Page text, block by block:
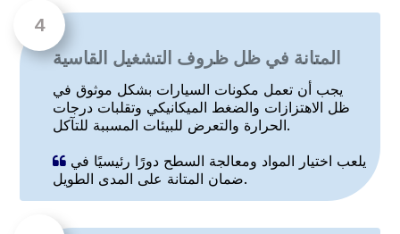
المتانة في ظل ظروف التشغيل القاسية
يجب أن تعمل مكونات السيارات بشكل موثوق في
ظل الاهتزازات والضغط الميكانيكي وتقلبات درجات
الحرارة والتعرض للبيئات المسببة للتآكل.
 يلعب اختيار المواد ومعالجة السطح دورًا رئيسيًا في
ضمان المتانة على المدى الطويل.